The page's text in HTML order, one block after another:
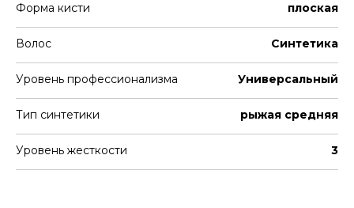
Форма кисти плоская
Волос Синтетика
Уровень профессионализма Универсальный
Тип синтетики рыжая средняя
Уровень жесткости 3